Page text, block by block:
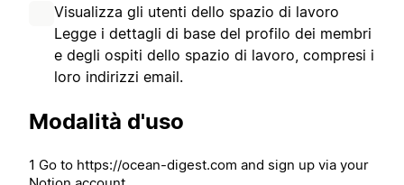
Visualizza gli utenti dello spazio di lavoro
Legge i dettagli di base del profilo dei membri
e degli ospiti dello spazio di lavoro, compresi i
loro indirizzi email.
Modalità d'uso
1 Go to https://ocean-digest.com and sign up via your